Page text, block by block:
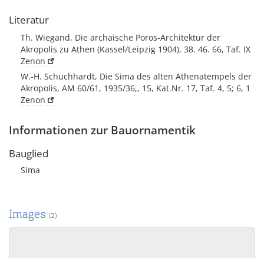
Literatur
Th. Wiegand, Die archaische Poros-Architektur der
Akropolis zu Athen (Kassel/Leipzig 1904), 38. 46. 66, Taf. IX
Zenon
W.-H. Schuchhardt, Die Sima des alten Athenatempels der
Akropolis, AM 60/61, 1935/36,, 15, Kat.Nr. 17, Taf. 4, 5; 6, 1
Zenon
Informationen zur Bauornamentik
Bauglied
Sima
Images (2)